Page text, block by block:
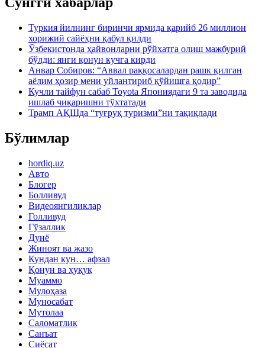
Туркия йилнинг биринчи ярмида қарийб 26 миллион
хорижий сайёҳни қабул қилди
Ўзбекистонда ҳайвонларни рўйхатга олиш мажбурий
бўлди: янги қонун кучга кирди
Анвар Собиров: “Аввал раққосалардан рашк қилган
аёлим ҳозир мени уйлантириб қўйишга қодир”
Кучли тайфун сабаб Toyota Япониядаги 9 та заводида
ишлаб чиқаришни тўхтатади
Трамп АҚШда “туғруқ туризми”ни тақиқлади
Бўлимлар
hordiq.uz
Авто
Блогер
Болливуд
Видеоянгиликлар
Голливуд
Гўзаллик
Дунё
Жиноят ва жазо
Кундан кун… афзал
Қонун ва ҳуқуқ
Муаммо
Мулоҳаза
Муносабат
Мутолаа
Саломатлик
Санъат
Сиёсат